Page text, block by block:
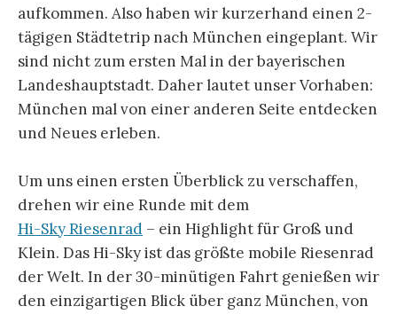
aufkommen. Also haben wir kurzerhand einen 2-
tägigen Städtetrip nach München eingeplant. Wir
sind nicht zum ersten Mal in der bayerischen
Landeshauptstadt. Daher lautet unser Vorhaben:
München mal von einer anderen Seite entdecken
und Neues erleben.
Um uns einen ersten Überblick zu verschaffen,
drehen wir eine Runde mit dem
Hi-Sky Riesenrad – ein Highlight für Groß und
Klein. Das Hi-Sky ist das größte mobile Riesenrad
der Welt. In der 30-minütigen Fahrt genießen wir
den einzigartigen Blick über ganz München, von